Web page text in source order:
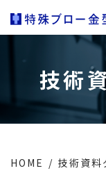
技術
HOME 技術資料